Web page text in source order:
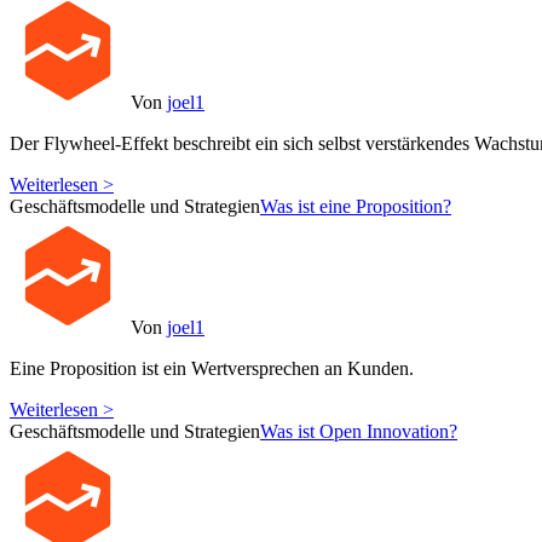
Von joel1
Der Flywheel-Effekt beschreibt ein sich selbst verstärkendes
Weiterlesen >
Geschäftsmodelle und StrategienWas ist eine Proposition?
Von joel1
Eine Proposition ist ein Wertversprechen an Kunden.
Weiterlesen >
Geschäftsmodelle und StrategienWas ist Open Innovation?